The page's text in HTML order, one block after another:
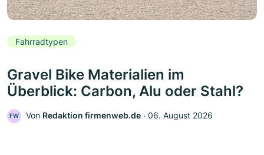
Fahrradtypen
Gravel Bike Materialien im
Überblick: Carbon, Alu oder Stahl?
FW Von Redaktion firmenweb.de ‧ 06. August 2026